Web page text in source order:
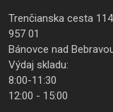
Trenčianska cesta
957 01
Bánovce nad
Výdaj skladu:
8:00-11:30
12:00 - 15:00